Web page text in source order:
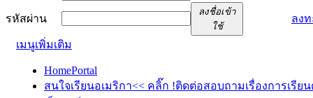
รหัสผ่าน
ลงชื่อเข้า
ใช้
ลง
เมนูเพิ่มเติม
HomePortal
สนใจเรียนอเมริกา<< คลิ๊ก !ติดต่อสอบถามเรื่องการเรีย